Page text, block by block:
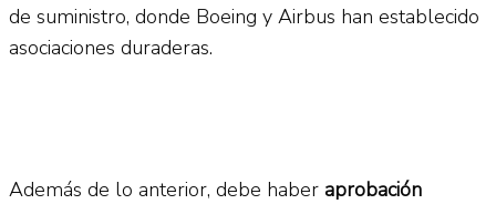
de suministro, donde Boeing y Airbus han establecido
asociaciones duraderas.
Además de lo anterior, debe haber aprobación